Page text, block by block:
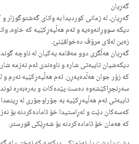
گەڕیان
گەڕیان، لە زمانی كوردیدا بە واتای گەشتوگوزار
دیكە سووڕانەوەیە و ئەم هەڵپەڕكێیە كە خاوە،
زەین لەلای مرۆڤ دەخولقێنێ‌.
گەڕیان هەڵگری دوو مەقامە یەكیان لە ناوچە
دیكەشیان تایبەتی شارە و ناوەندی ئەم نەزمە
كە زۆر جوان هەڵدەپەڕن. ئەم هەڵپەڕكێیە نەرم
سەرنجڕاكێشەوە دەست پێدەكات و بەرەبەرە
تایبەتی ئەم هەڵپەڕكێیە بە جۆراوجۆری لە
كەسەكان دێت و لەڕاستیدا خۆ ئامادەكردنە بۆ
کە هەمان خۆ ئامادەکردنە بۆ شەڕێکی قورستر.